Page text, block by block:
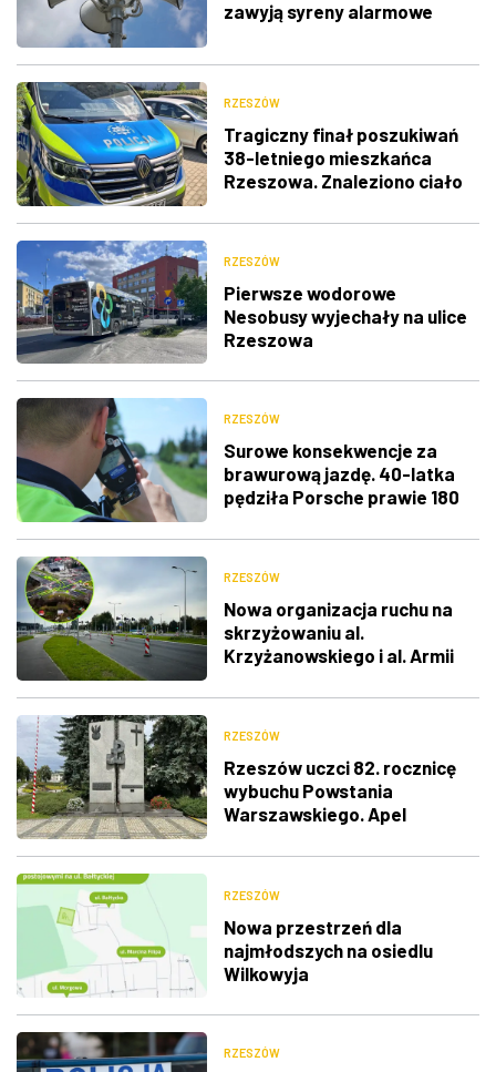
zawyją syreny alarmowe
RZESZÓW
Tragiczny finał poszukiwań
38-letniego mieszkańca
Rzeszowa. Znaleziono ciało
RZESZÓW
Pierwsze wodorowe
Nesobusy wyjechały na ulice
Rzeszowa
RZESZÓW
Surowe konsekwencje za
brawurową jazdę. 40-latka
pędziła Porsche prawie 180
RZESZÓW
Nowa organizacja ruchu na
skrzyżowaniu al.
Krzyżanowskiego i al. Armii
RZESZÓW
Rzeszów uczci 82. rocznicę
wybuchu Powstania
Warszawskiego. Apel
wspólne śpiewanie
RZESZÓW
Nowa przestrzeń dla
najmłodszych na osiedlu
Wilkowyja
RZESZÓW